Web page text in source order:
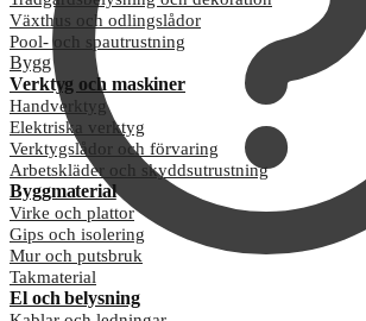
Växthus och odlingslådor
Pool- och spautrustning
Bygg
Verktyg och maskiner
Handverktyg
Elektriska verktyg
Verktygslådor och förvaring
Arbetskläder och skyddsutrustning
Byggmaterial
Virke och plattor
Gips och isolering
Mur och putsbruk
Takmaterial
El och belysning